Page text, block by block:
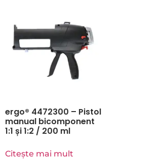
ergo® 4472300 – Pistol
manual bicomponent
1:1 și 1:2 / 200 ml
Citește mai mult